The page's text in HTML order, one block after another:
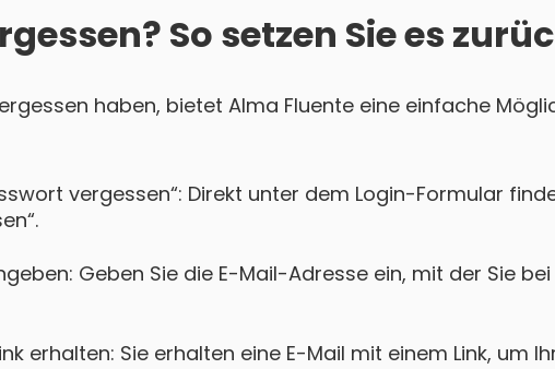
So setzen Sie es
haben, bietet Alma Fluente eine einfache
vergessen“: Direkt unter dem Login-Formular
Geben Sie die E-Mail-Adresse ein, mit der Sie
erhalten: Sie erhalten eine E-Mail mit einem Link, um